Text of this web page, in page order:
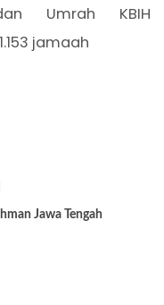
Umrah KBIH
jamaah
Jawa Tengah